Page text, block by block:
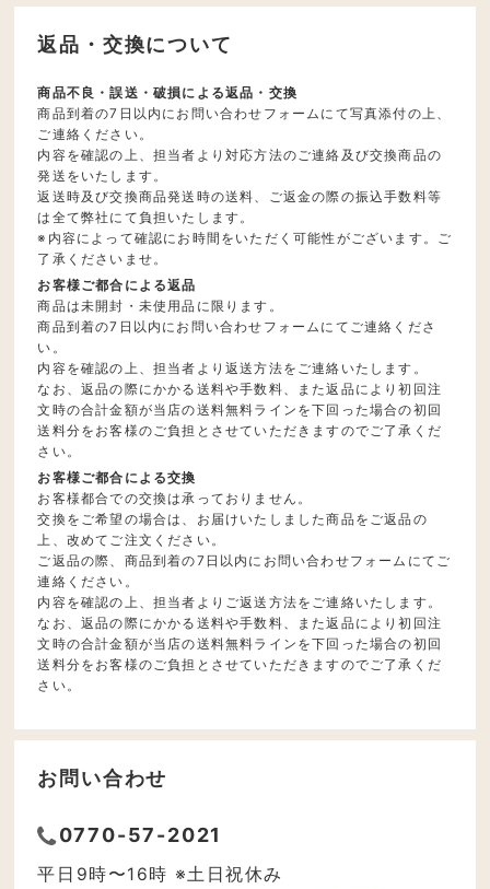
返品・交換について
商品不良・誤送・破損による返品・交換
商品到着の7日以内にお問い合わせフォームにて写真添付の上、
ご連絡ください。
内容を確認の上、担当者より対応方法のご連絡及び交換商品の
発送をいたします。
返送時及び交換商品発送時の送料、ご返金の際の振込手数料等
は全て弊社にて負担いたします。
※内容によって確認にお時間をいただく可能性がございます。ご
了承くださいませ。
お客様ご都合による返品
商品は未開封・未使用品に限ります。
商品到着の7日以内にお問い合わせフォームにてご連絡くださ
い。
内容を確認の上、担当者より返送方法をご連絡いたします。
なお、返品の際にかかる送料や手数料、また返品により初回注
文時の合計金額が当店の送料無料ラインを下回った場合の初回
送料分をお客様のご負担とさせていただきますのでご了承くだ
さい。
お客様ご都合による交換
お客様都合での交換は承っておりません。
交換をご希望の場合は、お届けいたしました商品をご返品の
上、改めてご注文ください。
ご返品の際、商品到着の7日以内にお問い合わせフォームにてご
連絡ください。
内容を確認の上、担当者よりご返送方法をご連絡いたします。
なお、返品の際にかかる送料や手数料、また返品により初回注
文時の合計金額が当店の送料無料ラインを下回った場合の初回
送料分をお客様のご負担とさせていただきますのでご了承くだ
さい。
お問い合わせ
0770-57-2021
平日9時〜16時 ※土日祝休み